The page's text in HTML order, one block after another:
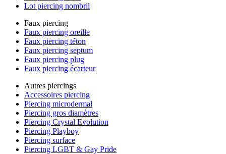
Lot piercing nombril
Faux piercing
Faux piercing oreille
Faux piercing téton
Faux piercing septum
Faux piercing plug
Faux piercing écarteur
Autres piercings
Accessoires piercing
Piercing microdermal
Piercing gros diamètres
Piercing Crystal Evolution
Piercing Playboy
Piercing surface
Piercing LGBT & Gay Pride